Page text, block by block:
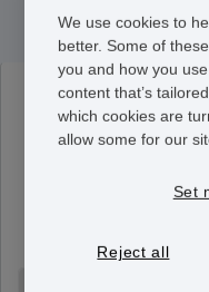
30 µg/ 50 µg; 40
hellbraun mit 50/
Levonorgestrel/
We use cookies to
better. Some of
you and how you
content that’s
which cookies are
allow some for our
Set
Reject all